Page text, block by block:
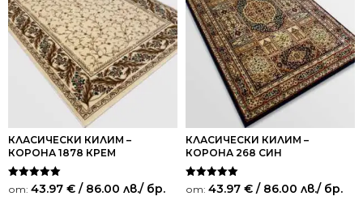
КЛАСИЧЕСКИ КИЛИМ –
КОРОНА 1878 КРЕМ
Оценено на
5.00
от: 43.97 € / 86.00 лв./ бр.
КЛАСИЧЕСКИ КИЛИМ –
КОРОНА 268 СИН
Оценено на
5.00
от: 43.97 € / 86.00 лв./ бр.